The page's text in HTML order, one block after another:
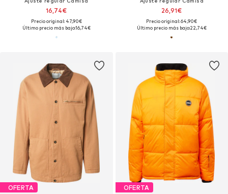
16,74€
Precio original: 47,90€
Último precio más bajo:16,74€
26,91€
Precio original: 64,90€
Último precio más bajo:22,74€
OFERTA OFERTA